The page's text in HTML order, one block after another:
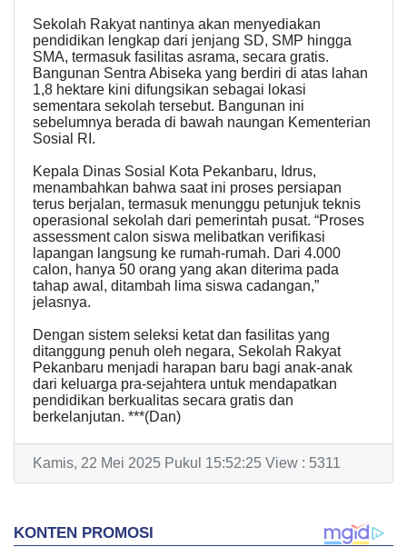
Sekolah Rakyat nantinya akan menyediakan
pendidikan lengkap dari jenjang SD, SMP hingga
SMA, termasuk fasilitas asrama, secara gratis.
Bangunan Sentra Abiseka yang berdiri di atas lahan
1,8 hektare kini difungsikan sebagai lokasi
sementara sekolah tersebut. Bangunan ini
sebelumnya berada di bawah naungan Kementerian
Sosial RI.
Kepala Dinas Sosial Kota Pekanbaru, Idrus,
menambahkan bahwa saat ini proses persiapan
terus berjalan, termasuk menunggu petunjuk teknis
operasional sekolah dari pemerintah pusat. “Proses
assessment calon siswa melibatkan verifikasi
lapangan langsung ke rumah-rumah. Dari 4.000
calon, hanya 50 orang yang akan diterima pada
tahap awal, ditambah lima siswa cadangan,”
jelasnya.
Dengan sistem seleksi ketat dan fasilitas yang
ditanggung penuh oleh negara, Sekolah Rakyat
Pekanbaru menjadi harapan baru bagi anak-anak
dari keluarga pra-sejahtera untuk mendapatkan
pendidikan berkualitas secara gratis dan
berkelanjutan. ***(Dan)
Kamis, 22 Mei 2025 Pukul 15:52:25 View : 5311